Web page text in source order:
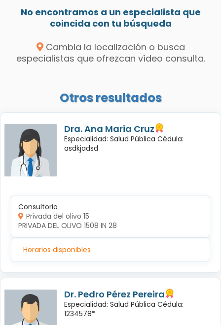
No encontramos a un especialista que
coincida con tu búsqueda
Cambia la localización o busca
especialistas que ofrezcan vídeo consulta.
Otros resultados
Dra. Ana Maria Cruz
Especialidad: Salud Pública Cédula:
asdkjadsd
Consultorio
Privada del olivo 15
PRIVADA DEL OLIVO 1508 IN 28
Horarios disponibles
Dr. Pedro Pérez Pereira
Especialidad: Salud Pública Cédula:
1234578*